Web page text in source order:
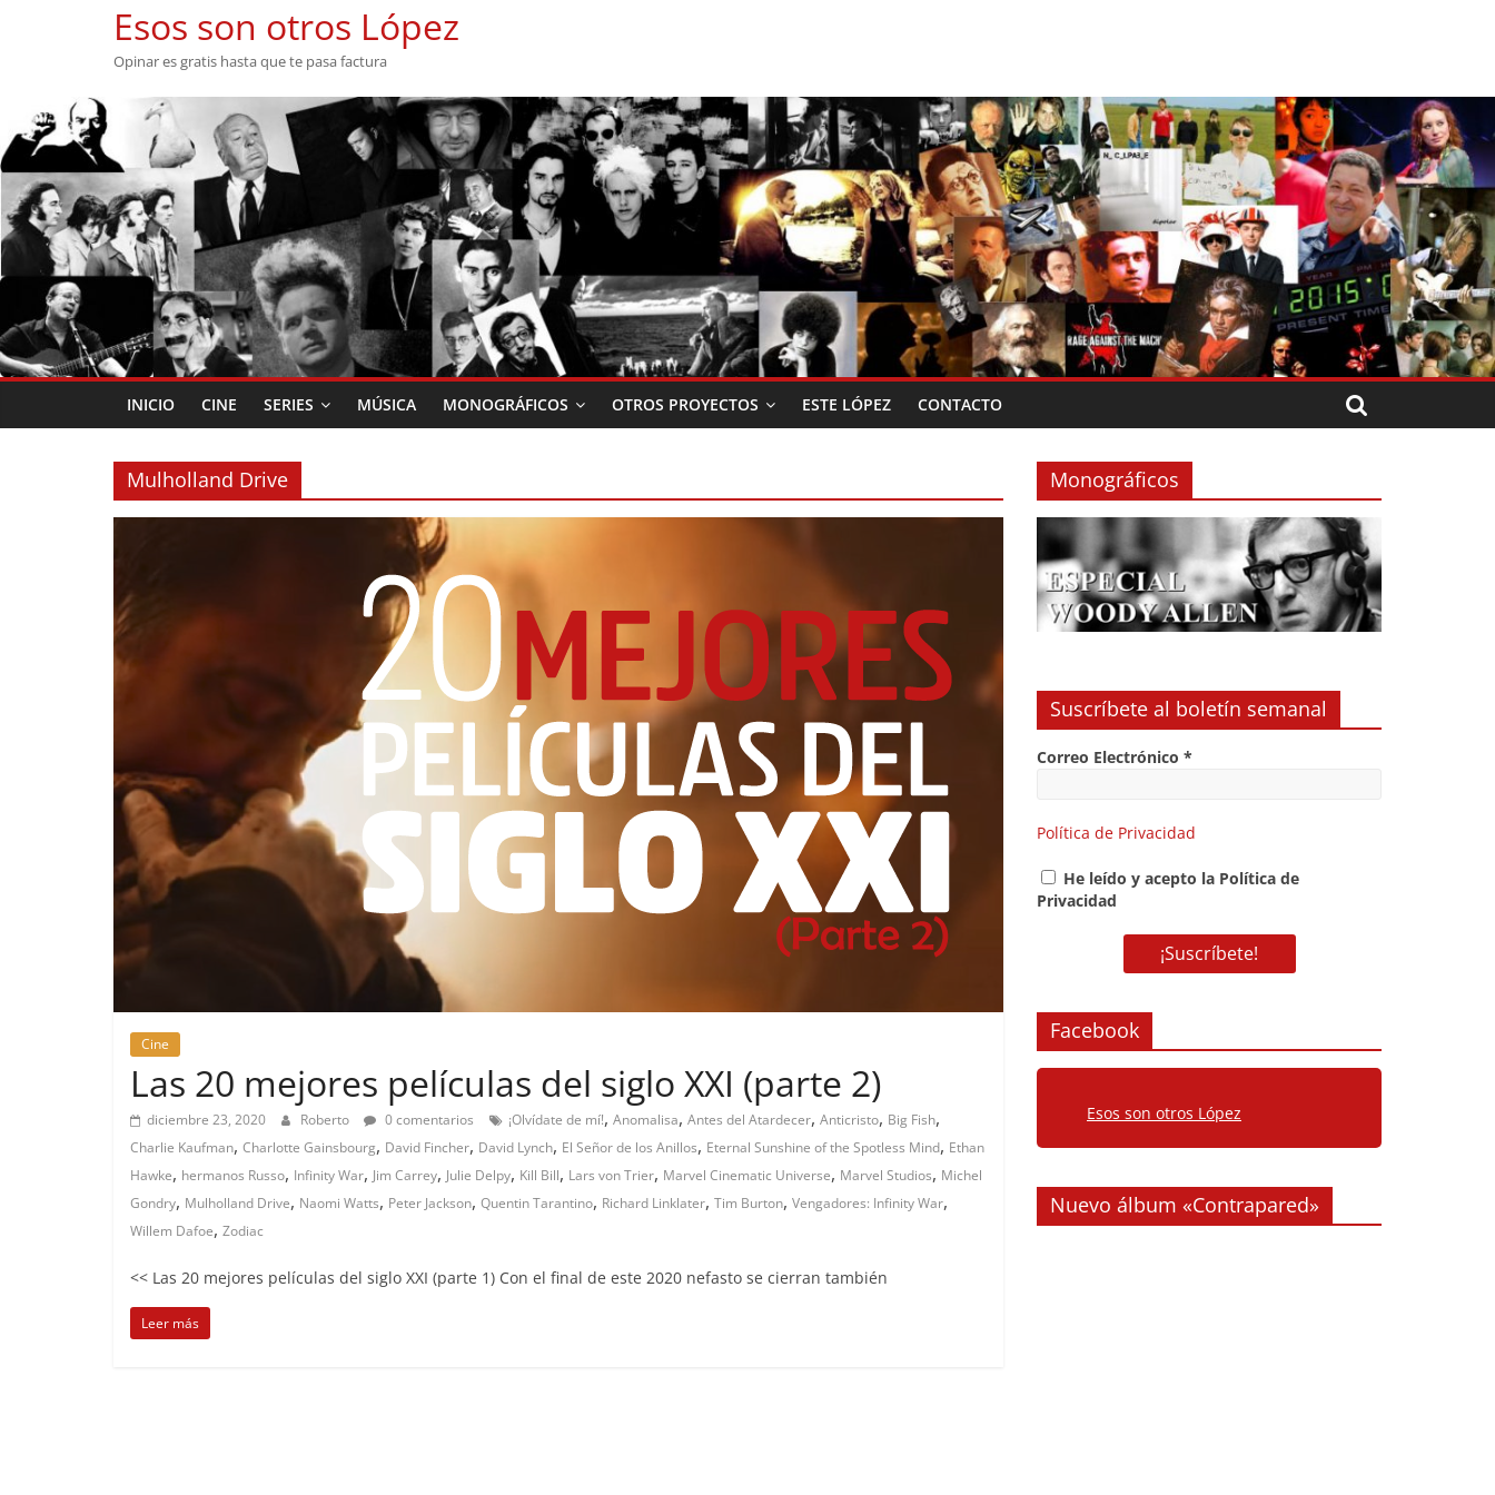
Esos son otros López
Opinar es gratis hasta que te pasa factura
INICIO CINE SERIES MÚSICA MONOGRÁFICOS OTROS PROYECTOS ESTE LÓPEZ CONTACTO
Mulholland Drive
Cine
Las 20 mejores películas del siglo XXI (parte 2)
diciembre 23, 2020 Roberto 0 comentarios ¡Olvídate de mí!, Anomalisa, Antes del Atardecer, Anticristo, Big Fish,
Charlie Kaufman, Charlotte Gainsbourg, David Fincher, David Lynch, El Señor de los Anillos, Eternal Sunshine of the Spotless Mind, Ethan
Hawke, hermanos Russo, Infinity War, Jim Carrey, Julie Delpy, Kill Bill, Lars von Trier, Marvel Cinematic Universe, Marvel Studios, Michel
Gondry, Mulholland Drive, Naomi Watts, Peter Jackson, Quentin Tarantino, Richard Linklater, Tim Burton, Vengadores: Infinity War,
Willem Dafoe, Zodiac
<< Las 20 mejores películas del siglo XXI (parte 1) Con el final de este 2020 nefasto se cierran también
Leer más
Monográficos
Suscríbete al boletín semanal
Correo Electrónico *
Política de Privacidad
He leído y acepto la Política de
Privacidad
Facebook
Esos son otros López
Nuevo álbum «Contrapared»